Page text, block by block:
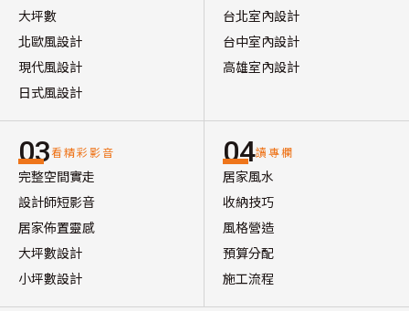
大坪數
北歐風設計
現代風設計
日式風設計
台北室內設計
台中室內設計
高雄室內設計
03看精彩影音
完整空間實走
設計師短影音
居家佈置靈感
大坪數設計
小坪數設計
04讀專欄
居家風水
收納技巧
風格營造
預算分配
施工流程